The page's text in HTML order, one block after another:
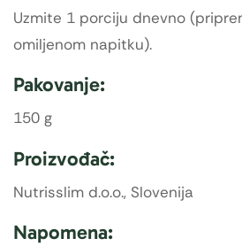
Uzmite 1 porciju dnevno
omiljenom napitku).
Pakovanje:
150 g
Proizvođač:
Nutrisslim d.o.o., Slovenija
Napomena: